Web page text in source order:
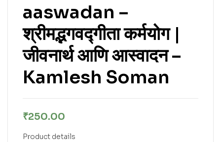
aaswadan –
श्रीमद्भगवद्गीता कर्मयोग |
जीवनार्थ आणि आस्वादन –
Kamlesh Soman
₹250.00
Product details